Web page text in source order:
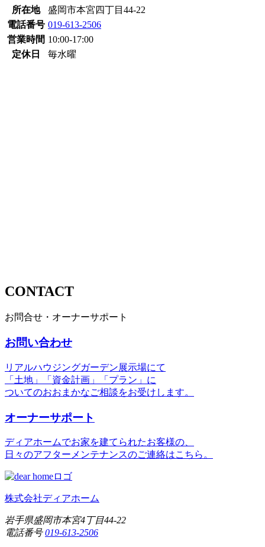
所在地
盛岡市本宮四丁目44-22
電話番号 019-613-2506
営業時間 10:00-17:00
定休日
毎水曜
CONTACT
お問合せ・オーナーサポート
お問い合わせ
リアルハウジングガーデン展示場にて
「土地」「資金計画」「プラン」に
ついてのおおまかなご相談をお受けします。
オーナーサポート
ディアホームでお家を建てられたお客様の、
日々のアフターメンテナンスのご連絡はこちら。
株式会社ディアホーム
岩手県盛岡市本宮4丁目44-22
電話番号019-613-2506